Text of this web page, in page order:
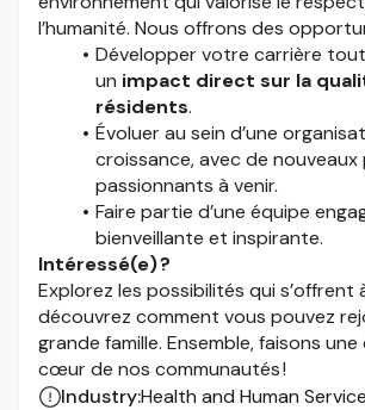
l’humanité. Nous offrons des
Développer votre carrière
un impact direct sur la
résidents.
Évoluer au sein d’une
croissance, avec de
passionnants à venir.
Faire partie d’une équipe
bienveillante et inspirante.
Intéressé(e) ?
Explorez les possibilités qui s’offrent
découvrez comment vous pouvez
grande famille. Ensemble, faisons
cœur de nos communautés !
Industry:Health and Human